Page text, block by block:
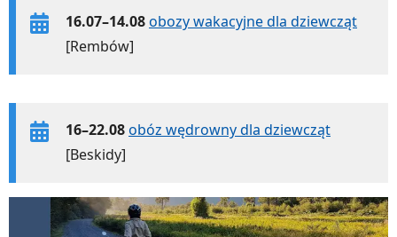
16.07–14.08obozy wakacyjne dla dziewcząt
[Rembów]
16–22.08obóz wędrowny dla dziewcząt
[Beskidy]